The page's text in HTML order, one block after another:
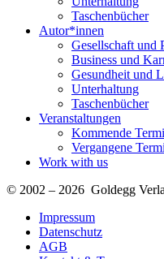
Taschenbücher
Autor*innen
Gesellschaft und
Business und
Gesundheit und
Unterhaltung
Taschenbücher
Veranstaltungen
Kommende
Vergangene
Work with us
© 2002 – 2026 Goldegg
Impressum
Datenschutz
AGB